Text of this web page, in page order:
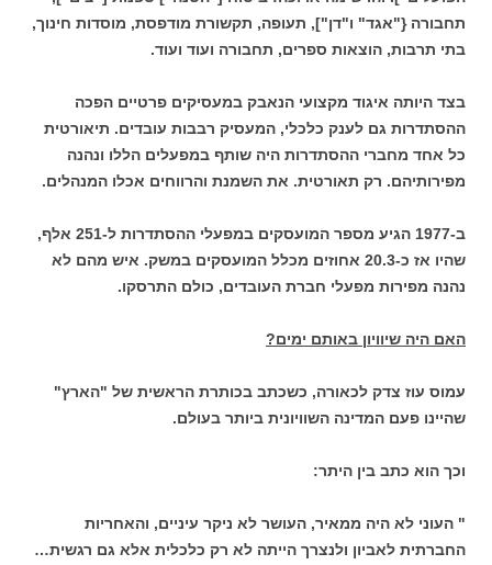
תחבורה {"אגד" ו"דן"], תעופה, תקשורת מודפסת, מוסדות חינוך,
בתי תרבות, הוצאות ספרים, תחבורה ועוד ועוד.
בצד היותה איגוד מקצועי הנאבק במעסיקים פרטיים הפכה
ההסתדרות גם לענק כלכלי, המעסיק רבבות עובדים. תיאורטית
כל אחד מחברי ההסתדרות היה שותף במפעלים הללו ונהנה
מפירותיהם. רק תאורטית. את השמנת והרווחים אכלו המנהלים.
ב-1977 הגיע מספר המועסקים במפעלי ההסתדרות ל-251 אלף,
שהיו אז כ-20.3 אחוזים מכלל המועסקים במשק. איש מהם לא
נהנה מפירות מפעלי חברת העובדים, כולם התרסקו.
האם היה שיוויון באותם ימים?
עמוס עוז צדק לכאורה, כשכתב בכותרת הראשית של "הארץ"
שהיינו פעם המדינה השוויונית ביותר בעולם.
וכך הוא כתב בין היתר:
" העוני לא היה ממאיר, העושר לא ניקר עיניים, והאחריות
החברתית לאביון ולנצרך הייתה לא רק כלכלית אלא גם רגשית…